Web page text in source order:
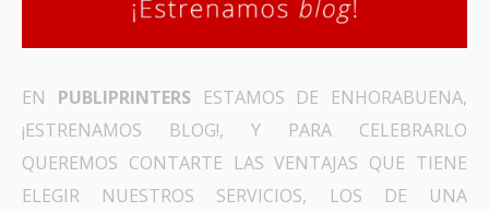
EN PUBLIPRINTERS ESTAMOS DE ENHORABUENA,
¡ESTRENAMOS BLOG!, Y PARA CELEBRARLO
QUEREMOS CONTARTE LAS VENTAJAS QUE TIENE
ELEGIR NUESTROS SERVICIOS, LOS DE UNA